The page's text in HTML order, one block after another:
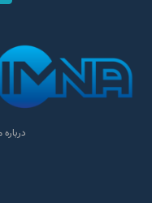
درباره